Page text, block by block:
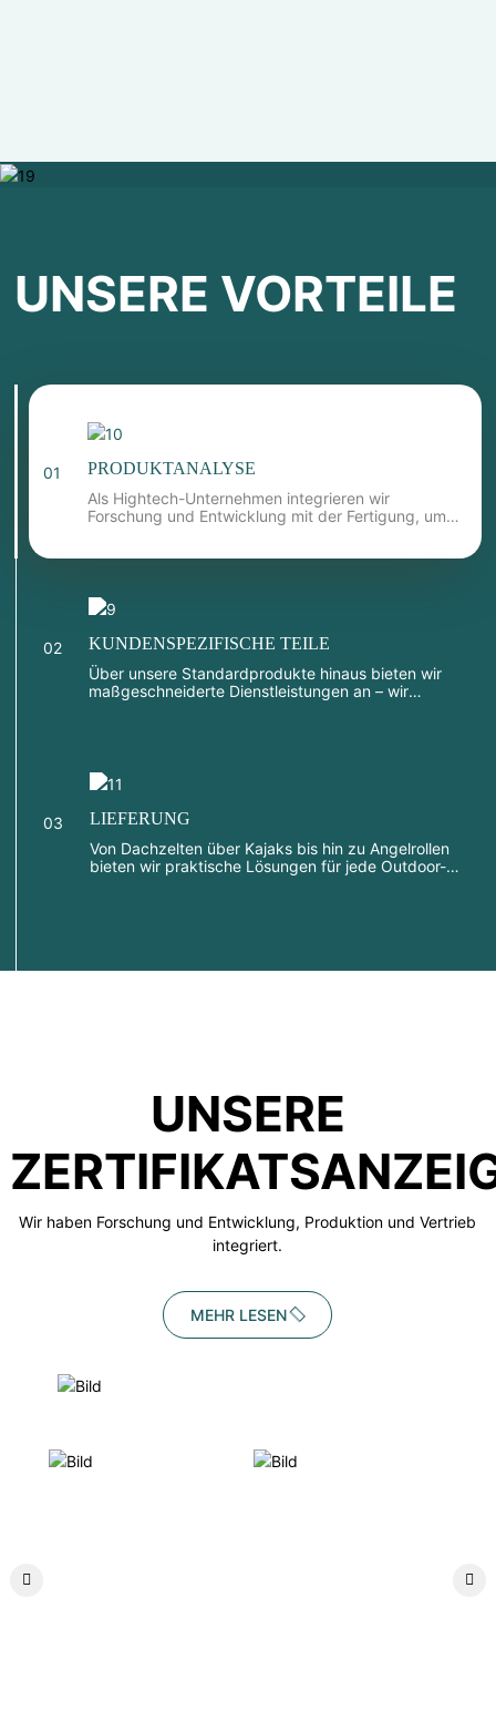
UNSERE VORTEILE
01
PRODUKTANALYSE
Als Hightech-Unternehmen integrieren wir
Forschung und Entwicklung mit der Fertigung, um
02
KUNDENSPEZIFISCHE TEILE
Über unsere Standardprodukte hinaus bieten wir
maßgeschneiderte Dienstleistungen an – wir
03
LIEFERUNG
Von Dachzelten über Kajaks bis hin zu Angelrollen
bieten wir praktische Lösungen für jede Outdoor-
UNSERE
Wir haben Forschung und Entwicklung, Produktion und Vertrieb
integriert.
MEHR LESEN